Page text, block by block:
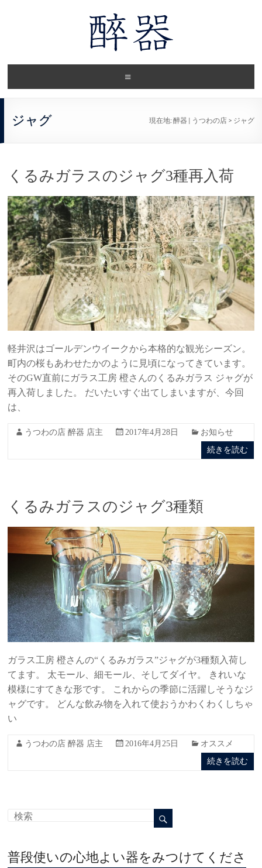
ジャグ 現在地: 醉器 | うつわの店> ジャグ
くるみガラスのジャグ3種再入荷
軽井沢はゴールデンウイークから本格的な観光シーズン。
町内の桜もあわせたかのように見頃になってきています。
そのGW直前にガラス工房 橙さんのくるみガラス ジャグが
再入荷しました。 だいたいすぐ出てしまいますが、今回
は、
うつわの店 醉器 店主 2017年4月28日
お知らせ
続きを読む
くるみガラスのジャグ3種類
ガラス工房 橙さんの“くるみガラス”ジャグが3種類入荷し
てます。 太モール、細モール、そしてダイヤ。 きれいな
模様にすてきな形です。 これからの季節に活躍しそうなジ
ャグです。 どんな飲み物を入れて使おうかわくわくしちゃ
い
うつわの店 醉器 店主 2016年4月25日
オススメ
続きを読む
普段使いの心地よい器をみつけてくださ